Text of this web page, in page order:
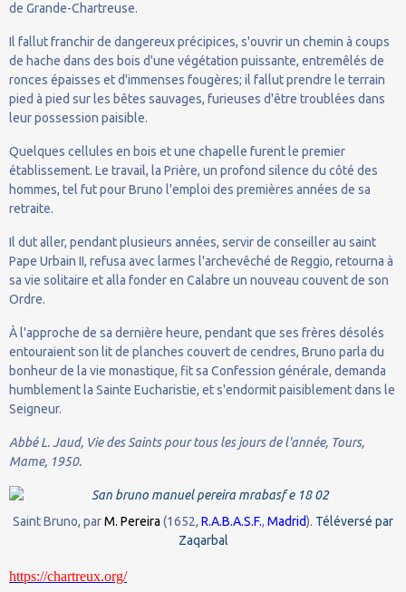
de Grande-Chartreuse.
Il fallut franchir de dangereux précipices, s'ouvrir un chemin à coups
de hache dans des bois d'une végétation puissante, entremêlés de
ronces épaisses et d'immenses fougères; il fallut prendre le terrain
pied à pied sur les bêtes sauvages, furieuses d'être troublées dans
leur possession paisible.
Quelques cellules en bois et une chapelle furent le premier
établissement. Le travail, la Prière, un profond silence du côté des
hommes, tel fut pour Bruno l'emploi des premières années de sa
retraite.
Il dut aller, pendant plusieurs années, servir de conseiller au saint
Pape Urbain II, refusa avec larmes l'archevêché de Reggio, retourna à
sa vie solitaire et alla fonder en Calabre un nouveau couvent de son
Ordre.
À l'approche de sa dernière heure, pendant que ses frères désolés
entouraient son lit de planches couvert de cendres, Bruno parla du
bonheur de la vie monastique, fit sa Confession générale, demanda
humblement la Sainte Eucharistie, et s'endormit paisiblement dans le
Seigneur.
Abbé L. Jaud, Vie des Saints pour tous les jours de l'année, Tours,
Mame, 1950.
Saint Bruno, parM. Pereira (1652, R.A.B.A.S.F., Madrid). Téléversé par
Zaqarbal
https://chartreux.org/